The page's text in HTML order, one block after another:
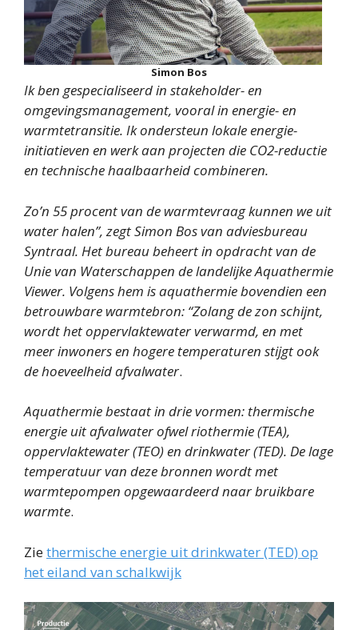
Simon Bos
Ik ben gespecialiseerd in stakeholder- en
omgevingsmanagement, vooral in energie- en
warmtetransitie. Ik ondersteun lokale energie-
initiatieven en werk aan projecten die CO2-reductie
en technische haalbaarheid combineren.
Zo’n 55 procent van de warmtevraag kunnen we uit
water halen”, zegt Simon Bos van adviesbureau
Syntraal. Het bureau beheert in opdracht van de
Unie van Waterschappen de landelijke Aquathermie
Viewer. Volgens hem is aquathermie bovendien een
betrouwbare warmtebron: “Zolang de zon schijnt,
wordt het oppervlaktewater verwarmd, en met
meer inwoners en hogere temperaturen stijgt ook
de hoeveelheid afvalwater.
Aquathermie bestaat in drie vormen: thermische
energie uit afvalwater ofwel riothermie (TEA),
oppervlaktewater (TEO) en drinkwater (TED). De lage
temperatuur van deze bronnen wordt met
warmtepompen opgewaardeerd naar bruikbare
warmte.
Ziethermische energie uit drinkwater (TED) op
het eiland van schalkwijk